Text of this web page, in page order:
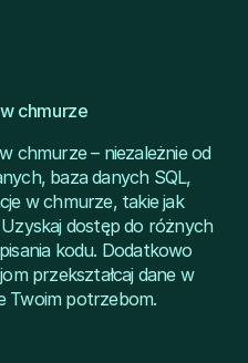
chmurze
chmurze – niezależnie od
baza danych SQL,
w chmurze, takie jak
dostęp do różnych
kodu. Dodatkowo
przekształcaj dane w
Twoim potrzebom.